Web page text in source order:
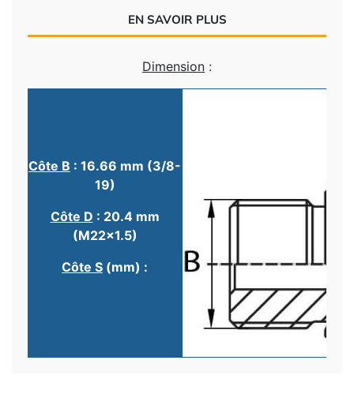
EN SAVOIR PLUS
Dimension :
Côte B : 16.66 mm (3/8-
19)
Côte D : 20.4 mm
(M22x1.5)
Côte S (mm) :